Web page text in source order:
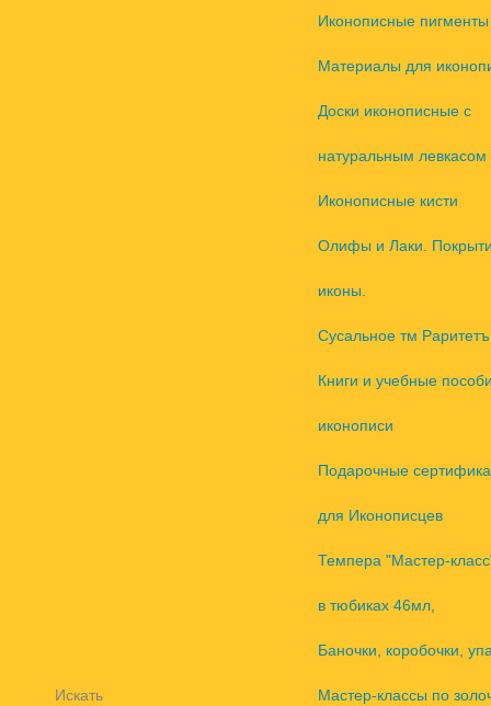
Искать
Иконописные пигменты
Материалы для
Доски иконописные с
натуральным левкасом
Иконописные кисти
Олифы и Лаки.
иконы.
Сусальное тм Раритетъ
Книги и учебные
иконописи
Подарочные
для Иконописцев
Темпера "Мастер-
в тюбиках 46мл,
Баночки, коробочки,
Мастер-классы по